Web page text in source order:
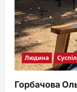
Людина
Горбачова